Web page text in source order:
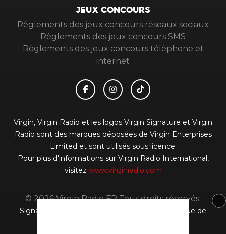
JEUX CONCOURS
Règlements des jeux concours réseaux sociaux
Règlements des jeux concours SMS
Règlements des jeux concours téléphone et
internet
Virgin, Virgin Radio et les logos Virgin Signature et Virgin
Radio sont des marques déposées de Virgin Enterprises
Limited et sont utilisés sous licence.
Pour plus d'informations sur Virgin Radio International,
visitez www.virginradio.com
© 2026 Virgin Radio FR Tous droits réservés.
Signaler un contenu
Politique de